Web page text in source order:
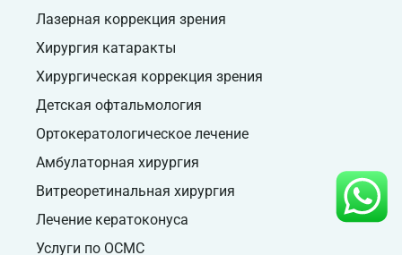
Лазерная коррекция зрения
Хирургия катаракты
Хирургическая коррекция зрения
Детская офтальмология
Ортокератологическое лечение
Амбулаторная хирургия
Витреоретинальная хирургия
Лечение кератоконуса
Услуги по ОСМС